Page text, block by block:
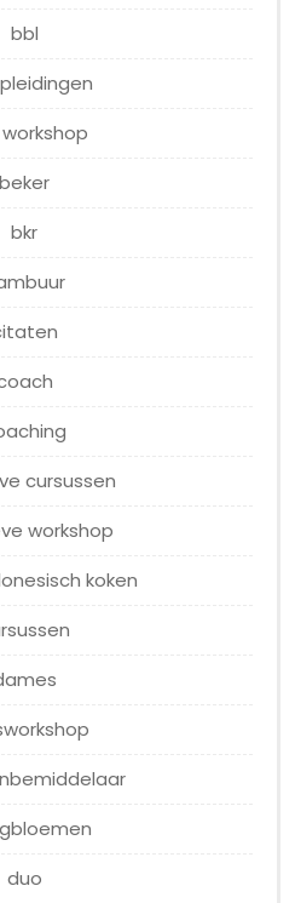
bbl
beker
bkr
cursussen
workshop
koken
duo